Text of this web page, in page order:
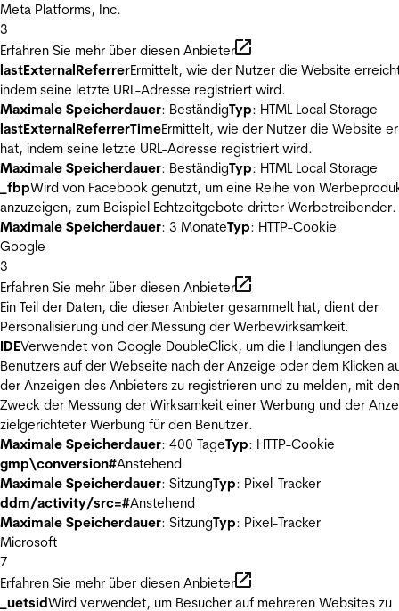
Meta Platforms, Inc.
3
Erfahren Sie mehr über diesen Anbieter
lastExternalReferrerErmittelt, wie der Nutzer die Website
indem seine letzte URL-Adresse registriert wird.
Maximale Speicherdauer: BeständigTyp: HTML Local Storage
lastExternalReferrerTimeErmittelt, wie der Nutzer die Website
hat, indem seine letzte URL-Adresse registriert wird.
Maximale Speicherdauer: BeständigTyp: HTML Local Storage
_fbpWird von Facebook genutzt, um eine Reihe von
anzuzeigen, zum Beispiel Echtzeitgebote dritter Werbetreibender.
Maximale Speicherdauer: 3 MonateTyp: HTTP-Cookie
Google
3
Erfahren Sie mehr über diesen Anbieter
Ein Teil der Daten, die dieser Anbieter gesammelt hat, dient der
Personalisierung und der Messung der Werbewirksamkeit.
IDEVerwendet von Google DoubleClick, um die Handlungen des
Benutzers auf der Webseite nach der Anzeige oder dem Klicken
der Anzeigen des Anbieters zu registrieren und zu melden, mit
Zweck der Messung der Wirksamkeit einer Werbung und der
zielgerichteter Werbung für den Benutzer.
Maximale Speicherdauer: 400 TageTyp: HTTP-Cookie
gmp\conversion#Anstehend
Maximale Speicherdauer: SitzungTyp: Pixel-Tracker
ddm/activity/src=#Anstehend
Maximale Speicherdauer: SitzungTyp: Pixel-Tracker
Microsoft
7
Erfahren Sie mehr über diesen Anbieter
_uetsidWird verwendet, um Besucher auf mehreren Websites zu